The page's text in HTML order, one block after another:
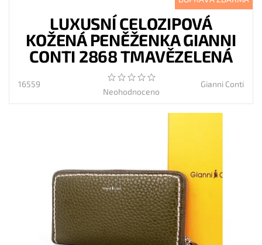
LUXUSNÍ CELOZIPOVÁ
KOŽENÁ PENĚŽENKA GIANNI
CONTI 2868 TMAVĚZELENÁ
16559
Neohodnoceno
Gianni Conti